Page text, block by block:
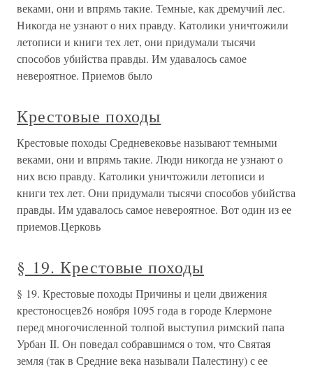
веками, они и впрямь такие. Темные, как дремучий лес.
Никогда не узнают о них правду. Католики уничтожили
летописи и книги тех лет, они придумали тысячи
способов убийства правды. Им удавалось самое
невероятное. Приемов было
Крестовые походы
Крестовые походы Средневековье называют темными
веками, они и впрямь такие. Люди никогда не узнают о
них всю правду. Католики уничтожили летописи и
книги тех лет. Они придумали тысячи способов убийства
правды. Им удавалось самое невероятное. Вот один из ее
приемов.Церковь
§ 19. Крестовые походы
§ 19. Крестовые походы Причины и цели движения
крестоносцев26 ноября 1095 года в городе Клермоне
перед многочисленной толпой выступил римский папа
Урбан II. Он поведал собравшимся о том, что Святая
земля (так в Средние века называли Палестину) с ее